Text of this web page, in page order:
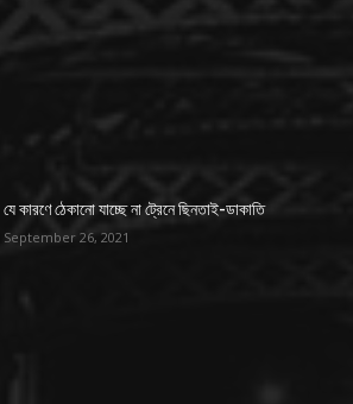
যে কারণে ঠেকানো যাচ্ছে না ট্রেনে ছিনতাই-ডাকাতি
September 26, 2021